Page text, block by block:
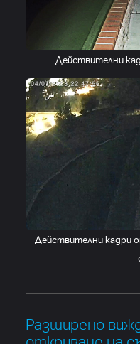
Действителни
Действителни кадри
Разширено